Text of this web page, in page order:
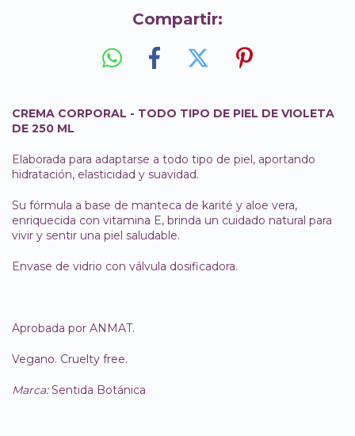
Compartir:
CREMA CORPORAL - TODO TIPO DE PIEL DE VIOLETA
DE 250 ML
Elaborada para adaptarse a todo tipo de piel, aportando
hidratación, elasticidad y suavidad.
Su fórmula a base de manteca de karité y aloe vera,
enriquecida con vitamina E, brinda un cuidado natural para
vivir y sentir una piel saludable.
Envase de vidrio con válvula dosificadora.
Aprobada por ANMAT.
Vegano. Cruelty free.
Marca:Sentida Botánica